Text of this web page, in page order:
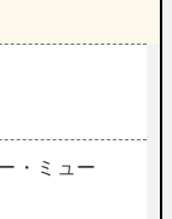
・ミュー